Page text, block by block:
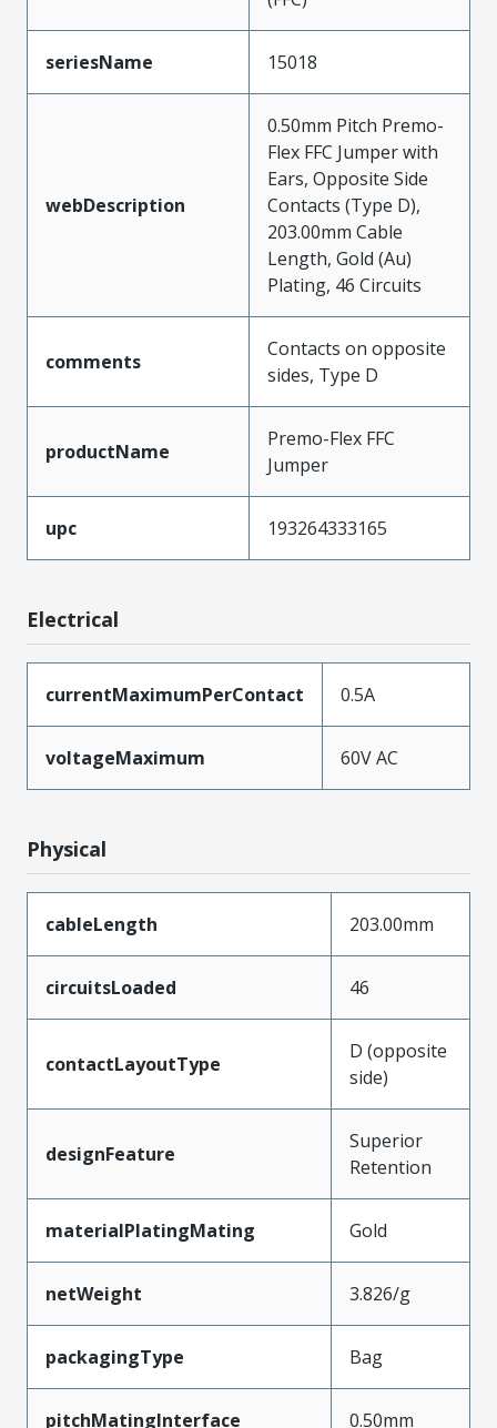
seriesName 15018
webDescription
0.50mm Pitch Premo-
Flex FFC Jumper with
Ears, Opposite Side
Contacts (Type D),
203.00mm Cable
Length, Gold (Au)
Plating, 46 Circuits
comments
Contacts on opposite
sides, Type D
productName
Premo-Flex FFC
Jumper
upc 193264333165
Electrical
currentMaximumPerContact 0.5A
voltageMaximum 60V AC
Physical
cableLength 203.00mm
circuitsLoaded 46
contactLayoutType
D (opposite
side)
designFeature
Superior
Retention
materialPlatingMating Gold
netWeight 3.826/g
packagingType Bag
pitchMatingInterface 0.50mm